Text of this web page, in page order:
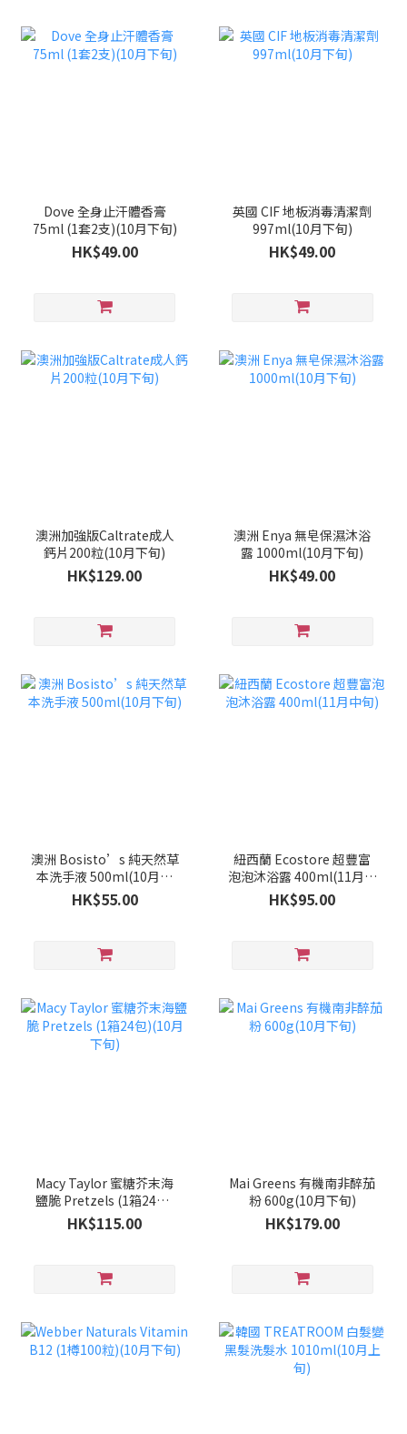
Dove 全身止汗體香膏
75ml (1套2支)(10月下旬)
HK$49.00
英國 CIF 地板消毒清潔劑
997ml(10月下旬)
HK$49.00
澳洲加強版Caltrate成人
鈣片200粒(10月下旬)
HK$129.00
澳洲 Enya 無皂保濕沐浴
露 1000ml(10月下旬)
HK$49.00
澳洲 Bosisto’s 純天然草
本洗手液 500ml(10月下
旬)
HK$55.00
紐西蘭 Ecostore 超豐富
泡泡沐浴露 400ml(11月中
旬)
HK$95.00
Macy Taylor 蜜糖芥末海
鹽脆 Pretzels (1箱24包)
(10月下旬)
HK$115.00
Mai Greens 有機南非醉茄
粉 600g(10月下旬)
HK$179.00